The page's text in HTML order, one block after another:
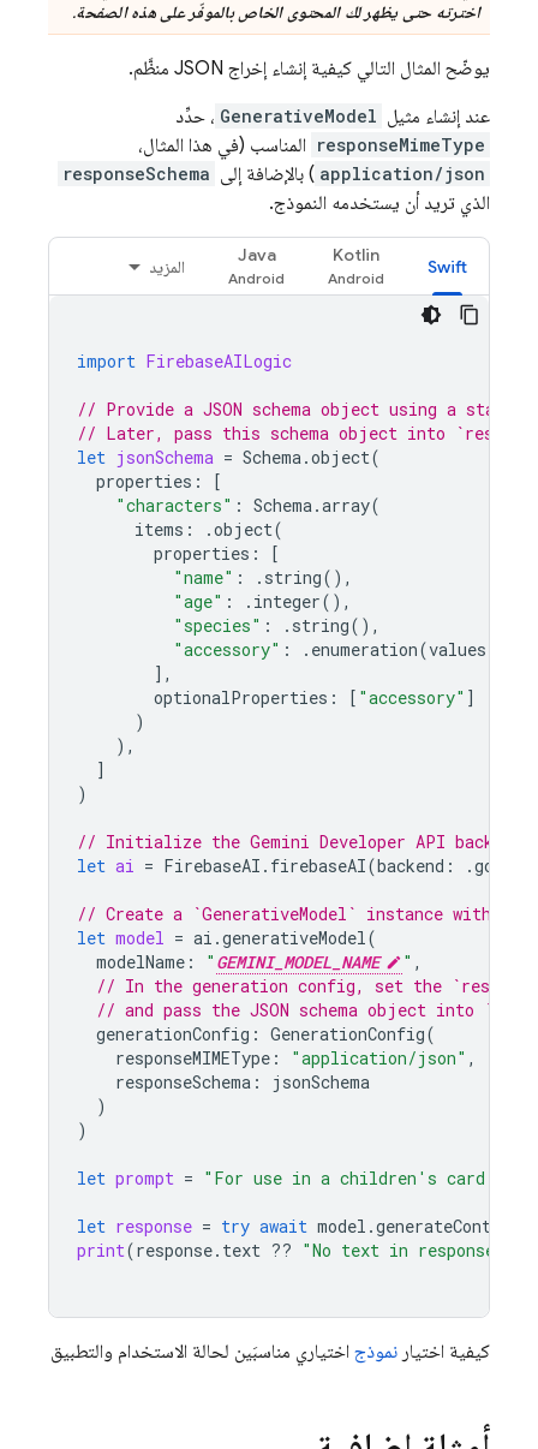
اخترته حتى يظهر لك المحتوى الخاص بالموفّر على هذه الصفحة.
يوضّح المثال التالي كيفية إنشاء إخراج JSON منظَّم.
عند إنشاء مثيل GenerativeModel ، حدِّد
responseMimeType المناسب (في هذا المثال،
application/json ) بالإضافة إلى responseSchema
الذي تريد أن يستخدمه النموذج.
Swift
Kotlin
Java
المزيد
import FirebaseAILogic
// Provide a JSON schema object using a
// Later, pass this schema object into
let jsonSchema = Schema.object(
properties :
[
"characters" : Schema.array(
items : .object(
properties :
[
"name" : . string(),
"age" : . integer(),
"species" : . string(),
"accessory" : . enumeration(values
],
optionalProperties : [ "accessory" ]
)
),
]
)
// Initialize the Gemini Developer API backend
let ai = FirebaseAI . firebaseAI(backend : .
// Create a `GenerativeModel` instance with a
let model = ai .generativeModel(
modelName : " GEMINI_MODEL_NAME " ,
// In the generation config, set the
// and pass the JSON schema object into
generationConfig : GenerationConfig(
responseMIMEType : "application/json" ,
responseSchema :
jsonSchema
)
)
let prompt = "For use in a children's card
let response = try await model .generateContent
print(response. text ?? "No text in response."
كيفية اختيار نموذج اختياري مناسبَين لحالة الاستخدام والتطبيق